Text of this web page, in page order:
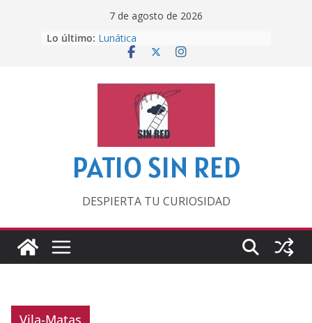
7 de agosto de 2026
Lo último: Lunática
Pero, hasta entonces…
‘La broma infinita’ de recomendar
lecturas veraniegas
Otra del Mundial
PATIO SIN RED
DESPIERTA TU CURIOSIDAD
Vila-Matas